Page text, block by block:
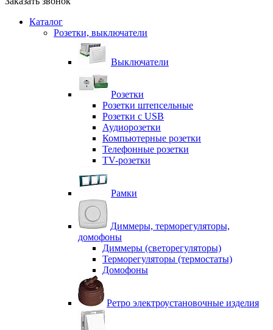
Каталог
Розетки, выключатели
Выключатели
Розетки
Розетки штепсельные
Розетки с USB
Аудиорозетки
Компьютерные розетки
Телефонные розетки
TV-розетки
Рамки
Диммеры, терморегуляторы,
домофоны
Диммеры (светорегуляторы)
Терморегуляторы (термостаты)
Домофоны
Ретро электроустановочные изделия